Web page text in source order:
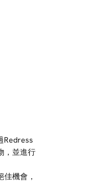
Redress
，並進行
機會，